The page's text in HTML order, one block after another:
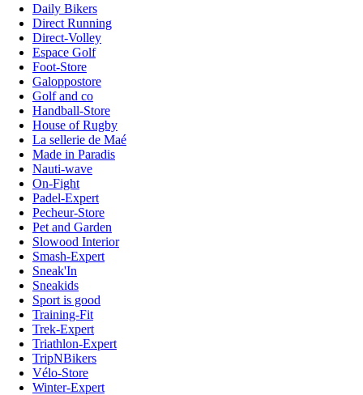
Daily Bikers
Direct Running
Direct-Volley
Espace Golf
Foot-Store
Galoppostore
Golf and co
Handball-Store
House of Rugby
La sellerie de Maé
Made in Paradis
Nauti-wave
On-Fight
Padel-Expert
Pecheur-Store
Pet and Garden
Slowood Interior
Smash-Expert
Sneak'In
Sneakids
Sport is good
Training-Fit
Trek-Expert
Triathlon-Expert
TripNBikers
Vélo-Store
Winter-Expert